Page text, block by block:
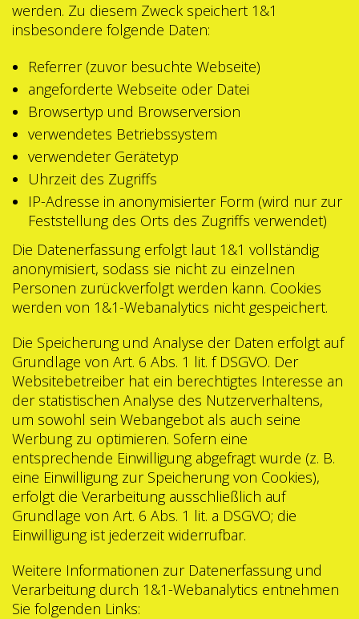
werden. Zu diesem Zweck speichert 1&1
insbesondere folgende Daten:
Referrer (zuvor besuchte Webseite)
angeforderte Webseite oder Datei
Browsertyp und Browserversion
verwendetes Betriebssystem
verwendeter Gerätetyp
Uhrzeit des Zugriffs
IP-Adresse in anonymisierter Form (wird nur zur
Feststellung des Orts des Zugriffs verwendet)
Die Datenerfassung erfolgt laut 1&1 vollständig
anonymisiert, sodass sie nicht zu einzelnen
Personen zurückverfolgt werden kann. Cookies
werden von 1&1-Webanalytics nicht gespeichert.
Die Speicherung und Analyse der Daten erfolgt auf
Grundlage von Art. 6 Abs. 1 lit. f DSGVO. Der
Websitebetreiber hat ein berechtigtes Interesse an
der statistischen Analyse des Nutzerverhaltens,
um sowohl sein Webangebot als auch seine
Werbung zu optimieren. Sofern eine
entsprechende Einwilligung abgefragt wurde (z. B.
eine Einwilligung zur Speicherung von Cookies),
erfolgt die Verarbeitung ausschließlich auf
Grundlage von Art. 6 Abs. 1 lit. a DSGVO; die
Einwilligung ist jederzeit widerrufbar.
Weitere Informationen zur Datenerfassung und
Verarbeitung durch 1&1-Webanalytics entnehmen
Sie folgenden Links: